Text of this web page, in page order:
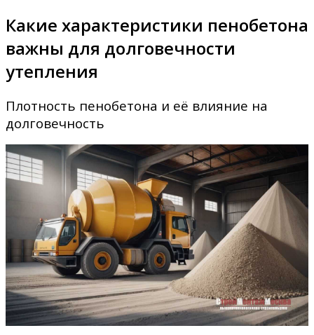
Какие характеристики пенобетона
важны для долговечности
утепления
Плотность пенобетона и её влияние на
долговечность